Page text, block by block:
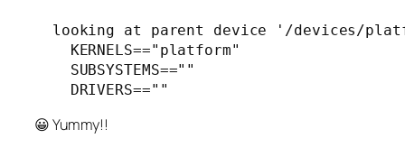
looking at parent device '/devices/
    KERNELS=="platform"
    SUBSYSTEMS==""
    DRIVERS==""
😀 Yummy!!